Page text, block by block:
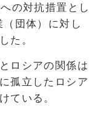
の対抗措置とし
団体）に対し
た。
ロシアの関係は
孤立したロシア
ている。